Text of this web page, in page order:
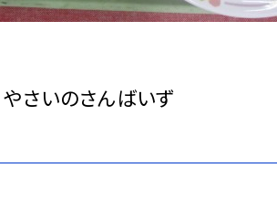
さいのさんばいず